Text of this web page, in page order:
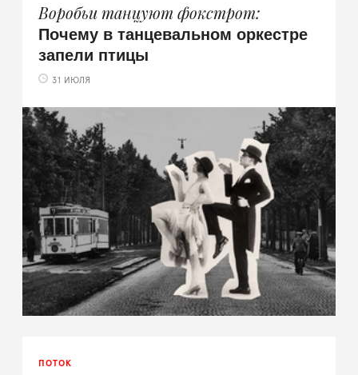
Воробьи танцуют фокстрот
Почему в танцевальном оркестре
запели птицы
31 ИЮЛЯ
ПОТОК